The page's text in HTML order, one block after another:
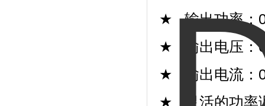
★
输出功率：
★
输出电压：
★
输出电流：
★
灵活的功